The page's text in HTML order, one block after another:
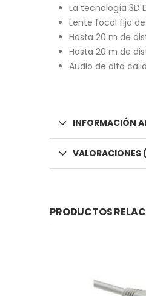
La tecnología 3D
Lente focal fija
Hasta 20 m de
Hasta 20 m de
Audio de alta
INFORMACIÓN
VALORACIONES
PRODUCTOS